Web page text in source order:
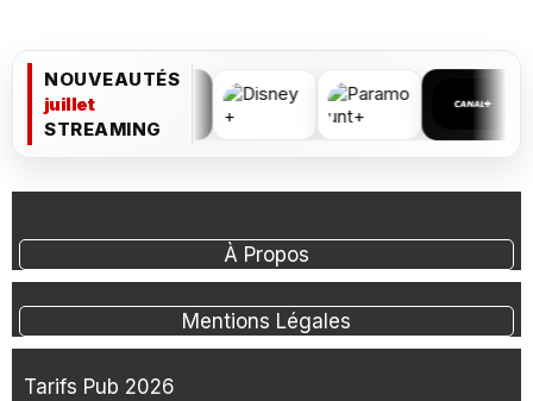
NOUVEAUTÉS
juillet
STREAMING
À Propos
Mentions Légales
Tarifs Pub 2026